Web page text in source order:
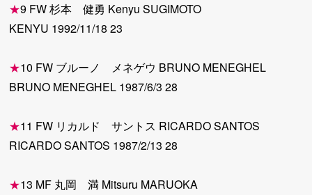
★9 FW 杉本 健勇 Kenyu SUGIMOTO
KENYU 1992/11/18 23
★10 FW ブルーノ メネゲウ BRUNO MENEGHEL
BRUNO MENEGHEL 1987/6/3 28
★11 FW リカルド サントス RICARDO SANTOS
RICARDO SANTOS 1987/2/13 28
★13 MF 丸岡 満 Mitsuru MARUOKA